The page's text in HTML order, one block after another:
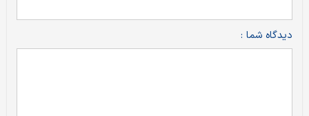
دیدگاه شما :